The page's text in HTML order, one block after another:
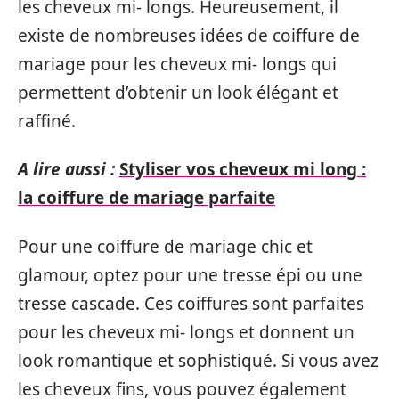
les cheveux mi- longs. Heureusement, il
existe de nombreuses idées de coiffure de
mariage pour les cheveux mi- longs qui
permettent d’obtenir un look élégant et
raffiné.
A lire aussi :Styliser vos cheveux mi long :
la coiffure de mariage parfaite
Pour une coiffure de mariage chic et
glamour, optez pour une tresse épi ou une
tresse cascade. Ces coiffures sont parfaites
pour les cheveux mi- longs et donnent un
look romantique et sophistiqué. Si vous avez
les cheveux fins, vous pouvez également